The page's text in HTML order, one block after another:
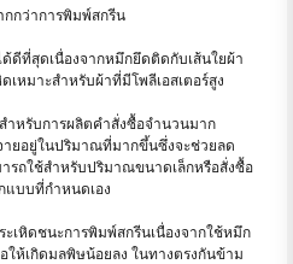
กว่าการพิมพ์สกรีน
ดีที่สุดเนื่องจากหมึกยึดติดกับเส้นใยผ้า
หมาะสำหรับผ้าที่มีโพลีเอสเตอร์สูง
ำหรับการผลิตคำสั่งซื้อจำนวนมาก
ายอยู่ในปริมาณที่มากขึ้นซึ่งจะช่วยลด
รถใช้สำหรับปริมาณขนาดเล็กหรือสั่งซื้อ
แบบที่กำหนดเอง
เหิดชนะการพิมพ์สกรีนเนื่องจากใช้หมึก
ให้เกิดมลพิษน้อยลง ในทางตรงกันข้าม